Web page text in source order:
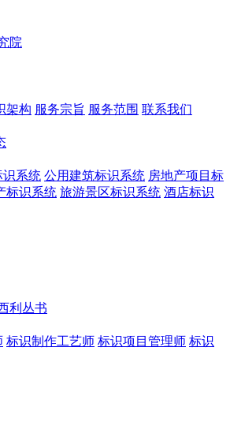
架构 服务宗旨 服务范围 联系我们
识系统 公用建筑标识系统 房地产项目标
标识系统 旅游景区标识系统 酒店标识
利丛书
标识制作工艺师 标识项目管理师 标识